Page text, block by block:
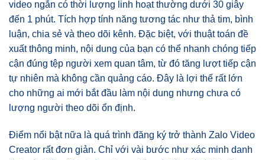
video ngắn có thời lượng linh hoạt thường dưới 30 giây
đến 1 phút. Tích hợp tính năng tương tác như thả tim, bình
luận, chia sẻ và theo dõi kênh. Đặc biệt, với thuật toán đề
xuất thông minh, nội dung của bạn có thể nhanh chóng tiếp
cận đúng tệp người xem quan tâm, từ đó tăng lượt tiếp cận
tự nhiên mà không cần quảng cáo. Đây là lợi thế rất lớn
cho những ai mới bắt đầu làm nội dung nhưng chưa có
lượng người theo dõi ổn định.
Điểm nổi bật nữa là quá trình đăng ký trở thành Zalo Video
Creator rất đơn giản. Chỉ với vài bước như xác minh danh